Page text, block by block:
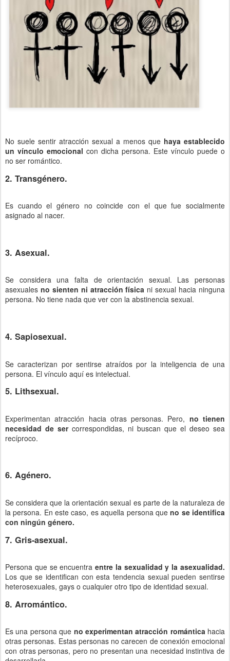
No suele sentir atracción sexual a menos que haya establecido
un vínculo emocional con dicha persona. Este vínculo puede o
no ser romántico.
2. Transgénero.
Es cuando el género no coincide con el que fue socialmente
asignado al nacer.
3. Asexual.
Se considera una falta de orientación sexual. Las personas
asexuales no sienten ni atracción física ni sexual hacia ninguna
persona. No tiene nada que ver con la abstinencia sexual.
4. Sapiosexual.
Se caracterizan por sentirse atraídos por la inteligencia de una
persona. El vínculo aquí es intelectual.
5. Lithsexual.
Experimentan atracción hacia otras personas. Pero, no tienen
necesidad de sercorrespondidas, ni buscan que el deseo sea
recíproco.
6. Agénero.
Se considera que la orientación sexual es parte de la naturaleza de
la persona. En este caso, es aquella persona queno se identifica
con ningún género.
7. Gris-asexual.
Persona que se encuentraentre la sexualidad y la asexualidad.
Los que se identifican con esta tendencia sexual pueden sentirse
heterosexuales, gays o cualquier otro tipo de identidad sexual.
8. Arromántico.
Es una persona que no experimentan atracción románticahacia
otras personas. Estas personas no carecen de conexión emocional
con otras personas, pero no presentan una necesidad instintiva de